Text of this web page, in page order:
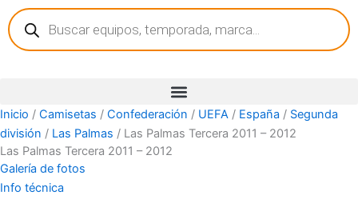
contenido
Búsqueda
de
productos
Inicio / Camisetas / Confederación / UEFA / España / Segunda
división / Las Palmas / Las Palmas Tercera 2011 – 2012
Las Palmas Tercera 2011 – 2012
Galería de fotos
Info técnica